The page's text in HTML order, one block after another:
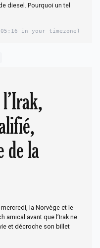
diesel. Pourquoi un tel
in your timezone)
de la
la Norvège et le
amical avant que l’Irak ne
et décroche son billet